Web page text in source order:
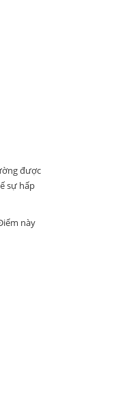
được
sự hấp
này